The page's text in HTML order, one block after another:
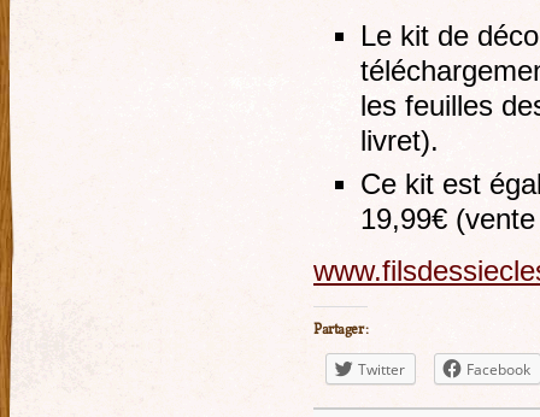
Le kit de
les feuilles
livret).
Ce kit est
19,99€
Partager :
Twitter Facebook